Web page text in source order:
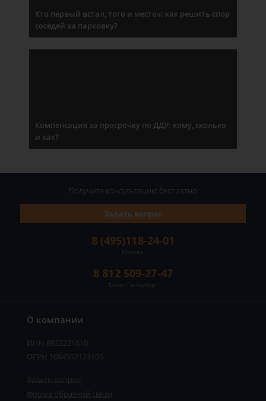
Кто первый встал, того и место»: как решить спор
соседей за парковку?
Компенсация за просрочку по ДДУ: кому, сколько
и как?
О компании
ИНН 8922221610
ОГРН 1084552123105
Задать вопрос
Форма обратной связи
8 (495)118-24-01
Москва
8 812 509-27-47
Санкт-Петербург
Задать вопрос
Получите консультацию бесплатно